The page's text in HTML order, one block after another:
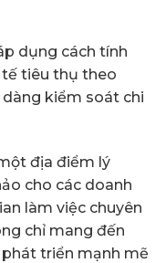
dụng cách tính
tiêu thụ theo
kiểm soát chi
địa điểm lý
cho các doanh
làm việc chuyên
chỉ mang đến
triển mạnh mẽ